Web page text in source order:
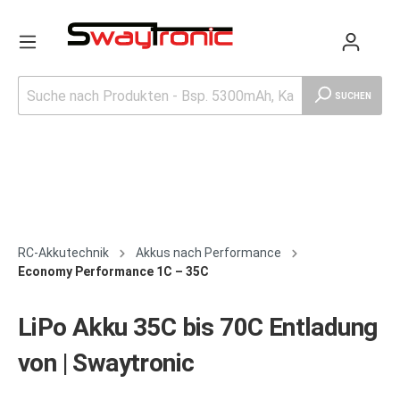
SUCHEN
RC-Akkutechnik
Akkus nach Performance
Economy Performance 1C – 35C
LiPo Akku 35C bis 70C Entladung
von | Swaytronic